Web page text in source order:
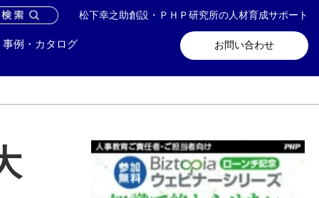
松下幸之助創設・ＰＨＰ研究所の人材育成サポート
お問い合わせ
事例・カタログ
い合わせ メールマガジン登録